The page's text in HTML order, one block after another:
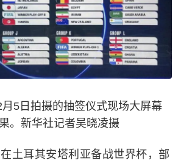
5日拍摄的抽签仪式现场大屏幕
。新华社记者吴晓凌摄
土耳其安塔利亚备战世界杯，部